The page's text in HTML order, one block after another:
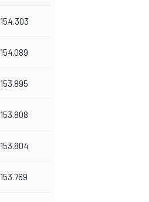
154.303
154.089
153.895
153.808
153.804
153.769